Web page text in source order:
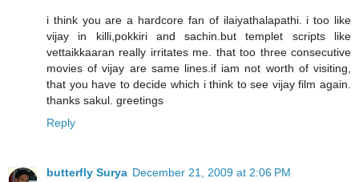
i think you are a hardcore fan of ilaiyathalapathi. i too like
vijay in killi,pokkiri and sachin.but templet scripts like
vettaikkaaran really irritates me. that too three consecutive
movies of vijay are same lines.if iam not worth of visiting,
that you have to decide which i think to see vijay film again.
thanks sakul. greetings
Reply
butterfly Surya December 21, 2009 at 2:06 PM